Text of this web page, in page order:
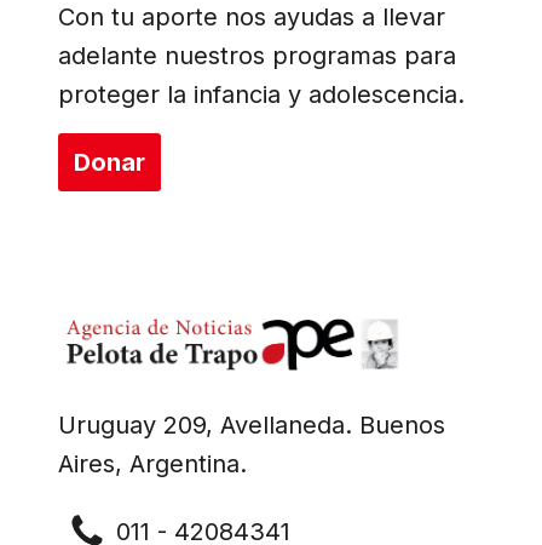
Uruguay 209, Avellaneda. Buenos
Aires, Argentina.
011 - 42084341
Con tu aporte nos ayudas a llevar
adelante nuestros programas para
proteger la infancia y adolescencia.
Donar